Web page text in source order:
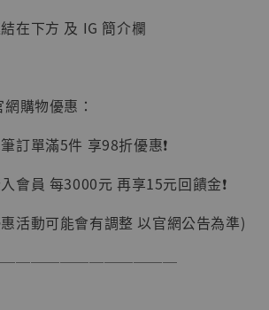
BJSTUDIO 1/6系列
可動蒐藏人偶 讓子
彈飛 鵝城縣長 張麻
子 [BK01]
NT$ 4,980
- +
加入購物車
在下方 及 IG 簡介欄
購物優惠：
訂單滿5件 享98折優惠❗️
會員 每3000元 再享15元回饋金❗️
惠活動可能會有調整 以官網公告為準)